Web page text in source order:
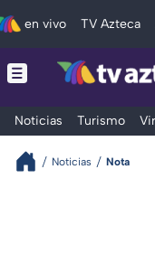
en vivo TV Azteca
Noticias Turismo
Noticias Nota